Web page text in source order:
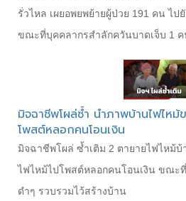
รั่วไหล เผยอพยพย้ายผู้ป่วย 191 คน ไป
ขณะที่บุคคลากรสำลักควันบาดเจ็บ 1 ค
มิจฉาชีพโผล่ซ้ำ นำภาพบ้านไฟไห
โพสต์หลอกคนโอนเงิน
มิจฉาชีพโผล่ ซ้ำเติม 2 ตายายไฟไหม้
ไฟไหม้ไปโพสต์หลอกคนโอนเงิน ขณะ
ดำๆ รวบรวมไว้สร้างบ้าน